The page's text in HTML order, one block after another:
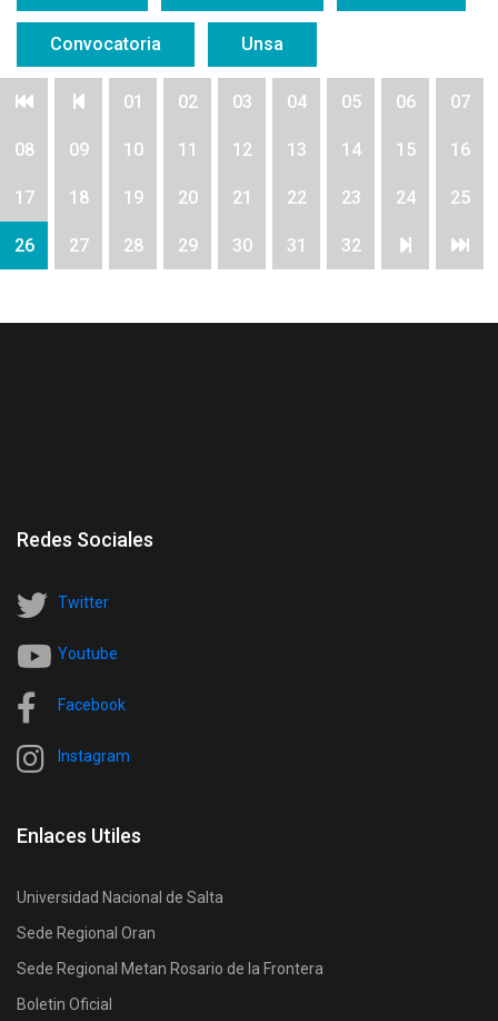
Convocatoria Unsa
01 02 03 04 05 06 07
08 09 10 11 12 13 14 15 16
17 18 19 20 21 22 23 24 25
26 27 28 29 30 31 32
Redes Sociales
Twitter
Youtube
Facebook
Instagram
Enlaces Utiles
Universidad Nacional de Salta
Sede Regional Oran
Sede Regional Metan Rosario de la Frontera
Boletin Oficial